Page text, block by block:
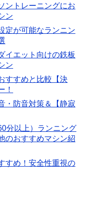
ントレーニングにお
ン
定が可能なランニン
イエット向けの鉄板
ン
すすめと比較【決
！
・防音対策＆【静寂
分以上）ランニング
のおすすめマシン紹
すめ！安全性重視の